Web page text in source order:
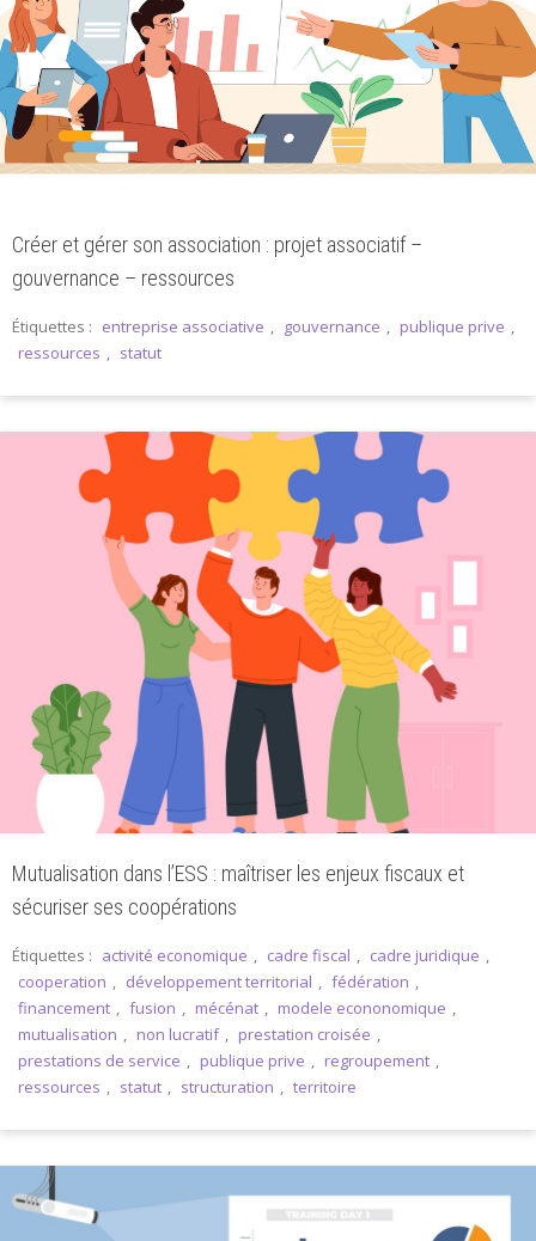
Créer et gérer son association : projet associatif –
gouvernance – ressources
Étiquettes : entreprise associative , gouvernance , publique prive ,
ressources , statut
Mutualisation dans l’ESS : maîtriser les enjeux fiscaux et
sécuriser ses coopérations
Étiquettes : activité economique , cadre fiscal , cadre juridique ,
cooperation , développement territorial , fédération ,
financement , fusion , mécénat , modele econonomique ,
mutualisation , non lucratif , prestation croisée ,
prestations de service , publique prive , regroupement ,
ressources , statut , structuration , territoire